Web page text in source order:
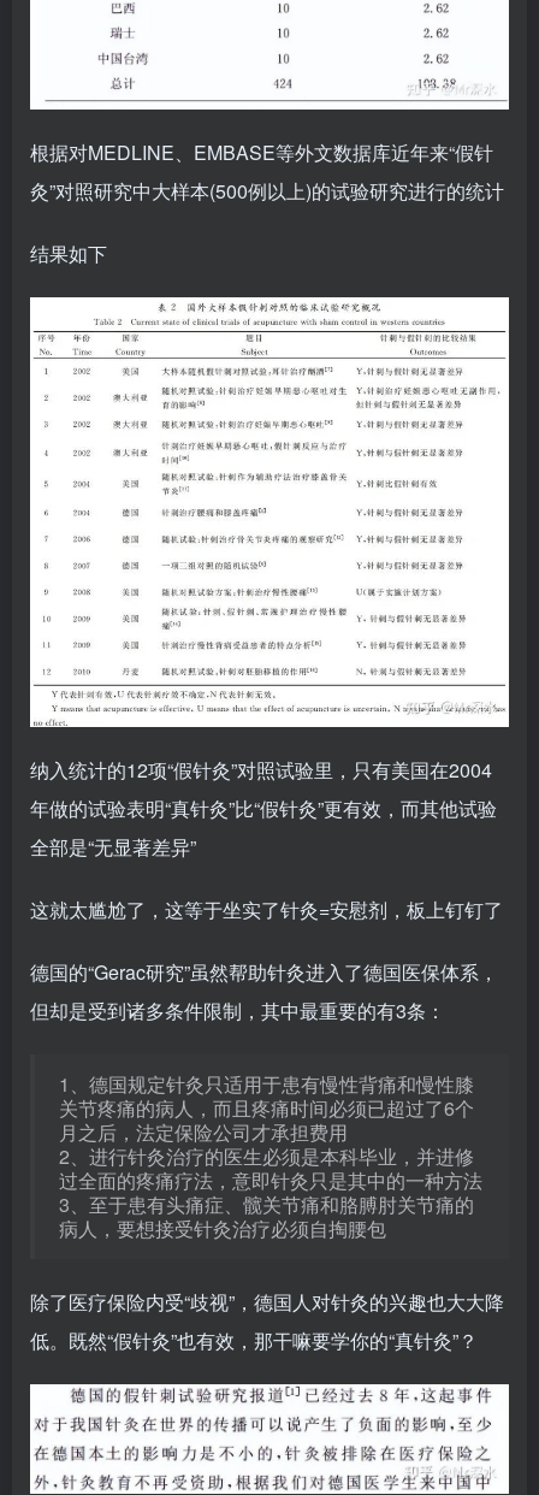
根据对MEDLINE、EMBASE等外文数据库近年来“假针
灸”对照研究中大样本(500例以上)的试验研究进行的统计
结果如下
纳入统计的12项“假针灸”对照试验里，只有美国在2004
年做的试验表明“真针灸”比“假针灸”更有效，而其他试验
全部是“无显著差异”
这就太尴尬了，这等于坐实了针灸=安慰剂，板上钉钉了
德国的“Gerac研究”虽然帮助针灸进入了德国医保体系，
但却是受到诸多条件限制，其中最重要的有3条：
1、德国规定针灸只适用于患有慢性背痛和慢性膝
关节疼痛的病人，而且疼痛时间必须已超过了6个
月之后，法定保险公司才承担费用
2、进行针灸治疗的医生必须是本科毕业，并进修
过全面的疼痛疗法，意即针灸只是其中的一种方法
3、至于患有头痛症、髋关节痛和胳膊肘关节痛的
病人，要想接受针灸治疗必须自掏腰包
除了医疗保险内受“歧视”，德国人对针灸的兴趣也大大降
低。既然“假针灸”也有效，那干嘛要学你的“真针灸”？